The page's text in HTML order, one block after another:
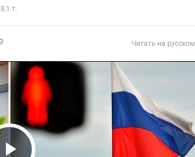
8,1 т.
Читать на русском